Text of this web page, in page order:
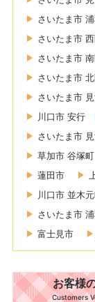
さいたま市
さいたま市
さいたま市
さいたま市
さいたま市
川口市 安行
さいたま市
草加市 谷塚町
蓮田市
川口市 並木
さいたま市
富士見市
お客様
Customers